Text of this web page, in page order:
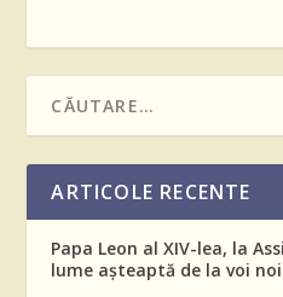
ARTICOLE RECENTE
Papa Leon al XIV-lea, la
lume așteaptă de la voi